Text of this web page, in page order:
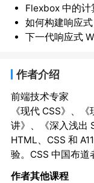
Flexbox 中的计
如何构建响应式
下一代响应式
作者介绍
前端技术专家
《现代 CSS》、
讲》、《深入浅出
HTML、CSS 和
验。CSS 中国布道
作者其他课程